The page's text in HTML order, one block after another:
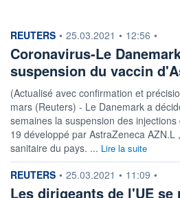
OUVERTURE
11 898,000 11
12 096,000 11
VOLUME
6 326 091
VALORISATION
18 399 869 MGBX
LIMITE À LA
0,000
information fournie par
REUTERS • 25.03.2021 • 12:56 •
Coronavirus-Le
suspension du vaccin
(Actualisé avec confirmation et
mars (Reuters) - Le Danemark a
semaines la suspension des
19 développé par AstraZeneca
sanitaire du pays. ... Lire la suite
information fournie par
REUTERS • 25.03.2021 • 11:09 •
Les dirigeants de l'UE